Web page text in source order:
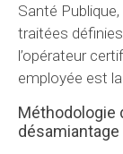
Santé
traitées
l’opérateur
employée est la
Méthodologie
désamiantage